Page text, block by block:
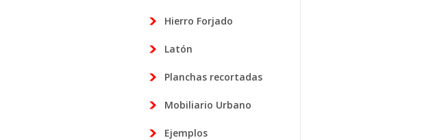
Hierro Forjado
Latón
Planchas recortadas
Mobiliario Urbano
Ejemplos